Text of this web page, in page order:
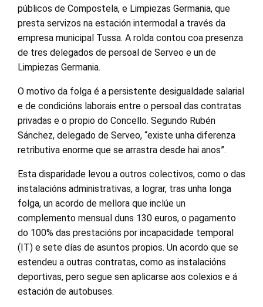
públicos de Compostela, e Limpiezas Germania, que
presta servizos na estación intermodal a través da
empresa municipal Tussa. A rolda contou coa presenza
de tres delegados de persoal de Serveo e un de
Limpiezas Germania.
O motivo da folga é a persistente desigualdade salarial
e de condicións laborais entre o persoal das contratas
privadas e o propio do Concello. Segundo Rubén
Sánchez, delegado de Serveo, “existe unha diferenza
retributiva enorme que se arrastra desde hai anos”.
Esta disparidade levou a outros colectivos, como o das
instalacións administrativas, a lograr, tras unha longa
folga, un acordo de mellora que inclúe un
complemento mensual duns 130 euros, o pagamento
do 100% das prestacións por incapacidade temporal
(IT) e sete días de asuntos propios. Un acordo que se
estendeu a outras contratas, como as instalacións
deportivas, pero segue sen aplicarse aos colexios e á
estación de autobuses.